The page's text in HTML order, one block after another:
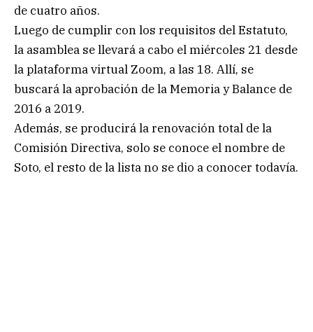
de cuatro años.
Luego de cumplir con los requisitos del Estatuto,
la asamblea se llevará a cabo el miércoles 21 desde
la plataforma virtual Zoom, a las 18. Allí, se
buscará la aprobación de la Memoria y Balance de
2016 a 2019.
Además, se producirá la renovación total de la
Comisión Directiva, solo se conoce el nombre de
Soto, el resto de la lista no se dio a conocer todavía.